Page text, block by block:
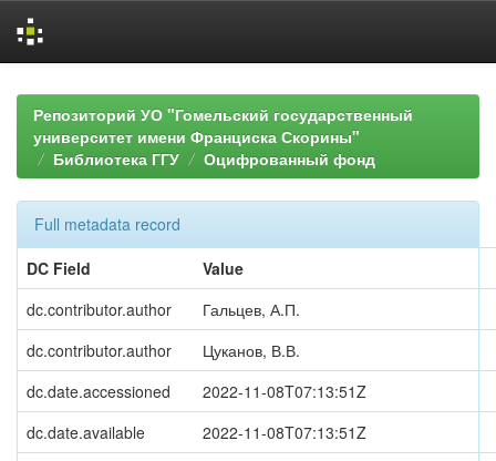
navigationРепозиторий УО "Гомельский государственный
университет имени Франциска Скорины"
Библиотека ГГУ
Оцифрованный фонд
Full metadata record
DC Field
Value
dc.contributor.author
Гальцев, А.П.
dc.contributor.author
Цуканов, В.В.
dc.date.accessioned
2022-11-08T07:13:51Z
dc.date.available
2022-11-08T07:13:51Z